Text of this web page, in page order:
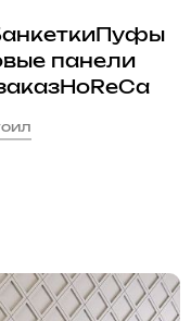
Пуфы
панели
HoReCa